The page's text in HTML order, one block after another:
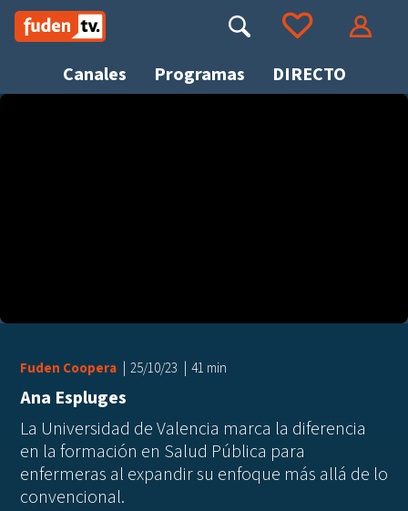
Saltar
contenido
Canales Programas DIRECTO
Buscar Ir a tus favoritos
Fuden Coopera 25/10/23 41 min
Ana Espluges
La Universidad de Valencia marca la diferencia
en la formación en Salud Pública para
enfermeras al expandir su enfoque más allá de lo
convencional.